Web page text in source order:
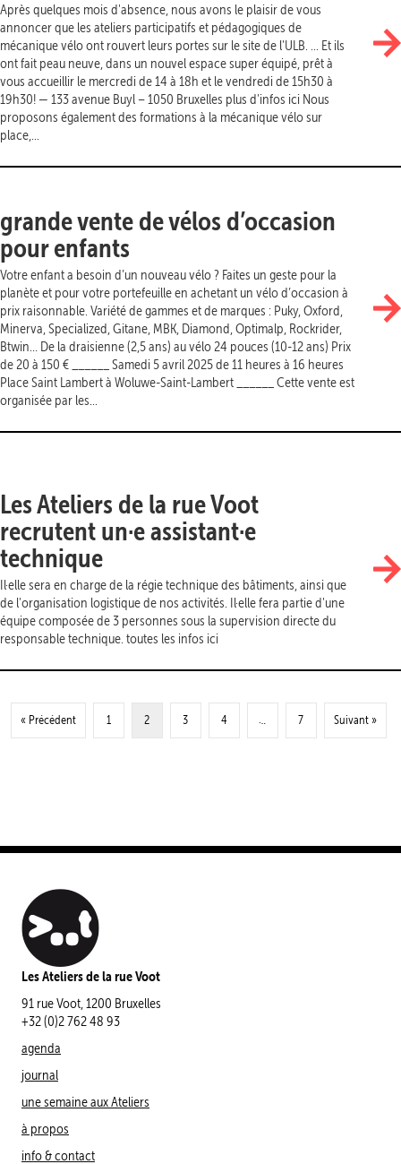
Après quelques mois d'absence, nous avons le plaisir de vous
annoncer que les ateliers participatifs et pédagogiques de
mécanique vélo ont rouvert leurs portes sur le site de l'ULB. ... Et ils
ont fait peau neuve, dans un nouvel espace super équipé, prêt à
vous accueillir le mercredi de 14 à 18h et le vendredi de 15h30 à
19h30! — 133 avenue Buyl – 1050 Bruxelles plus d'infos ici Nous
proposons également des formations à la mécanique vélo sur
place,...
grande vente de vélos d’occasion
pour enfants
Votre enfant a besoin d’un nouveau vélo ? Faites un geste pour la
planète et pour votre portefeuille en achetant un vélo d’occasion à
prix raisonnable. Variété de gammes et de marques : Puky, Oxford,
Minerva, Specialized, Gitane, MBK, Diamond, Optimalp, Rockrider,
Btwin… De la draisienne (2,5 ans) au vélo 24 pouces (10-12 ans) Prix
de 20 à 150 € ______ Samedi 5 avril 2025 de 11 heures à 16 heures
Place Saint Lambert à Woluwe-Saint-Lambert ______ Cette vente est
organisée par les...
Les Ateliers de la rue Voot
recrutent un·e assistant·e
technique
Il·elle sera en charge de la régie technique des bâtiments, ainsi que
de l'organisation logistique de nos activités. Il·elle fera partie d'une
équipe composée de 3 personnes sous la supervision directe du
responsable technique. toutes les infos ici
« Précédent 1 2 3 4 … 7 Suivant »
Les Ateliers de la rue Voot
91 rue Voot, 1200 Bruxelles
+32 (0)2 762 48 93
agenda
journal
une semaine aux Ateliers
à propos
info & contact